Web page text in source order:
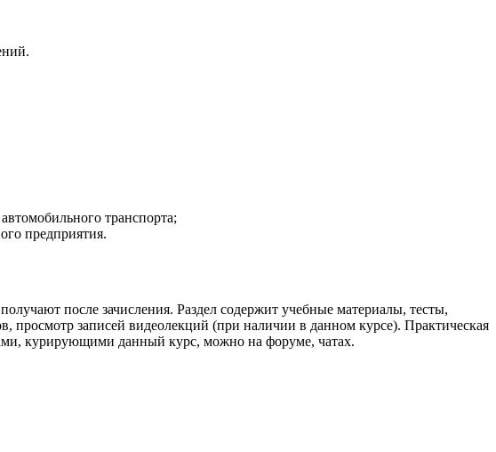
транспорта;
предприятия.
после зачисления. Раздел содержит учебные материалы, тесты,
просмотр записей видеолекций (при наличии в данном курсе). Практическая
курирующими данный курс, можно на форуме, чатах.